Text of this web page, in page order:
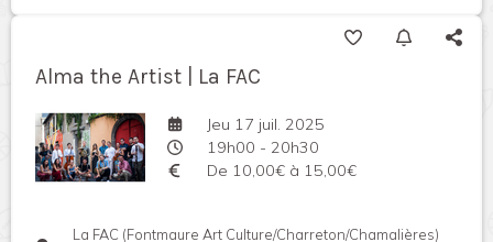
Alma the Artist | La FAC
Jeu 17 juil. 2025
19h00 - 20h30
De 10,00€ à 15,00€
La FAC (Fontmaure Art Culture/Charreton/Chamalières)